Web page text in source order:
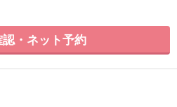
・ネット予約